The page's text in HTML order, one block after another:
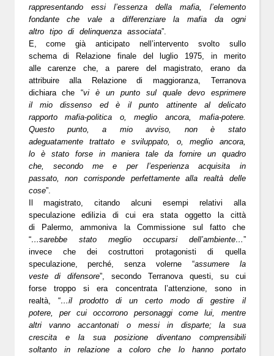
rappresentando essi l’essenza della mafia, l’elemento
fondante che vale a differenziare la mafia da ogni
altro tipo di delinquenza associata”.
E, come già anticipato nell’intervento svolto sullo
schema di Relazione finale del luglio 1975, in merito
alle carenze che, a parere del magistrato, erano da
attribuire alla Relazione di maggioranza, Terranova
dichiara che “vi è un punto sul quale devo esprimere
il mio dissenso ed è il punto attinente al delicato
rapporto mafia-politica o, meglio ancora, mafia-potere.
Questo punto, a mio avviso, non è stato
adeguatamente trattato e sviluppato, o, meglio ancora,
lo è stato forse in maniera tale da fornire un quadro
che, secondo me e per l’esperienza acquisita in
passato, non corrisponde perfettamente alla realtà delle
cose”.
Il magistrato, citando alcuni esempi relativi alla
speculazione edilizia di cui era stata oggetto la città
di Palermo, ammoniva la Commissione sul fatto che
“…sarebbe stato meglio occuparsi dell’ambiente…”
invece che dei costruttori protagonisti di quella
speculazione, perché, senza volerne “assumere la
veste di difensore”, secondo Terranova questi, su cui
forse troppo si era concentrata l’attenzione, sono in
realtà, “…il prodotto di un certo modo di gestire il
potere, per cui occorrono personaggi come lui, mentre
altri vanno accantonati o messi in disparte; la sua
crescita e la sua posizione diventano comprensibili
soltanto in relazione a coloro che lo hanno portato